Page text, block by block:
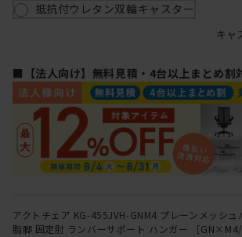
抵抗付ウレタン双輪キャスター
キャ
■【法人向け】無料見積・4台以上まとめ割
アクトチェア KG-455JVH-GNM4 プレーンメッシュ
脂脚 固定肘 ランバーサポート ハンガー ［GN×M4/